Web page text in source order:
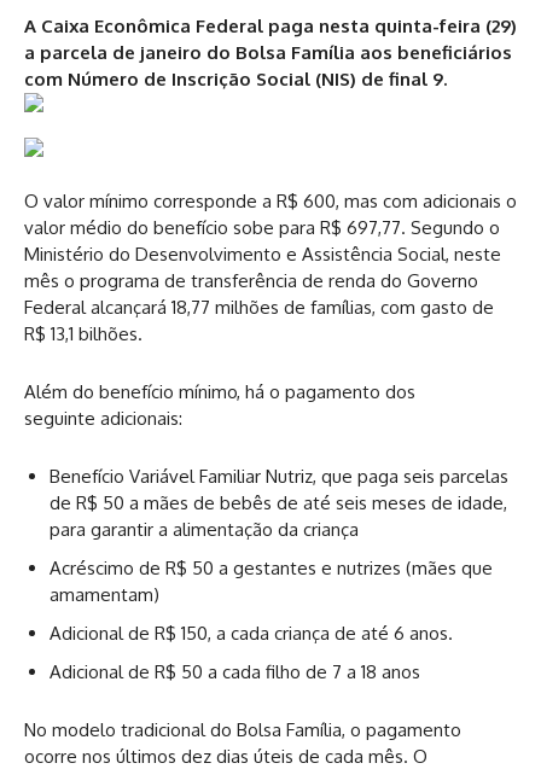
A Caixa Econômica Federal paga nesta quinta-feira (29)
a parcela de janeiro do Bolsa Família aos beneficiários
com Número de Inscrição Social (NIS) de final 9.
O valor mínimo corresponde a R$ 600, mas com adicionais o
valor médio do benefício sobe para R$ 697,77. Segundo o
Ministério do Desenvolvimento e Assistência Social, neste
mês o programa de transferência de renda do Governo
Federal alcançará 18,77 milhões de famílias, com gasto de
R$ 13,1 bilhões.
Além do benefício mínimo, há o pagamento dos
seguinte adicionais:
Benefício Variável Familiar Nutriz, que paga seis parcelas
de R$ 50 a mães de bebês de até seis meses de idade,
para garantir a alimentação da criança
Acréscimo de R$ 50 a gestantes e nutrizes (mães que
amamentam)
Adicional de R$ 150, a cada criança de até 6 anos.
Adicional de R$ 50 a cada filho de 7 a 18 anos
No modelo tradicional do Bolsa Família, o pagamento
ocorre nos últimos dez dias úteis de cada mês. O